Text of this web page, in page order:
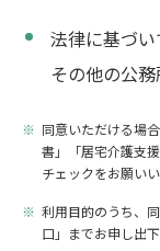
法律に基づ
その他の公
同意いただける場
書」「居宅介護支
チェックをお願いい
利用目的のうち、
口」までお申し出下